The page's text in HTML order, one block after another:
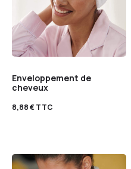
Enveloppement de
cheveux
8,88€TTC